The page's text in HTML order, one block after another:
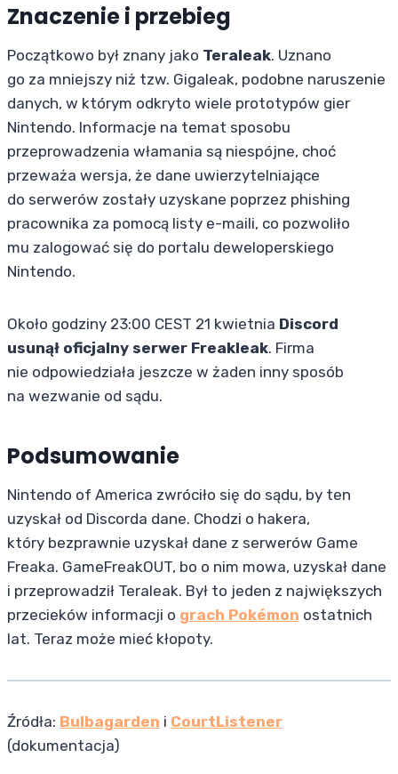
Znaczenie i przebieg
Początkowo był znany jako Teraleak. Uznano
go za mniejszy niż tzw. Gigaleak, podobne naruszenie
danych, w którym odkryto wiele prototypów gier
Nintendo. Informacje na temat sposobu
przeprowadzenia włamania są niespójne, choć
przeważa wersja, że dane uwierzytelniające
do serwerów zostały uzyskane poprzez phishing
pracownika za pomocą listy e-maili, co pozwoliło
mu zalogować się do portalu deweloperskiego
Nintendo.
Około godziny 23:00 CEST 21 kwietnia Discord
usunął oficjalny serwer Freakleak. Firma
nie odpowiedziała jeszcze w żaden inny sposób
na wezwanie od sądu.
Podsumowanie
Nintendo of America zwróciło się do sądu, by ten
uzyskał od Discorda dane. Chodzi o hakera,
który bezprawnie uzyskał dane z serwerów Game
Freaka. GameFreakOUT, bo o nim mowa, uzyskał dane
i przeprowadził Teraleak. Był to jeden z największych
przecieków informacji o grach Pokémon ostatnich
lat. Teraz może mieć kłopoty.
Źródła: Bulbagarden i CourtListener
(dokumentacja)